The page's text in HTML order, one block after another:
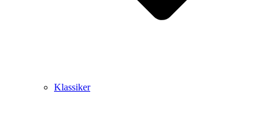
Klassiker